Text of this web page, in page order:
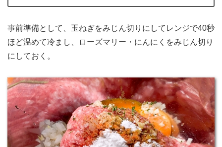
事前準備として、玉ねぎをみじん切りにしてレンジで40秒
ほど温めて冷まし、ローズマリー・にんにくをみじん切り
にしておく。